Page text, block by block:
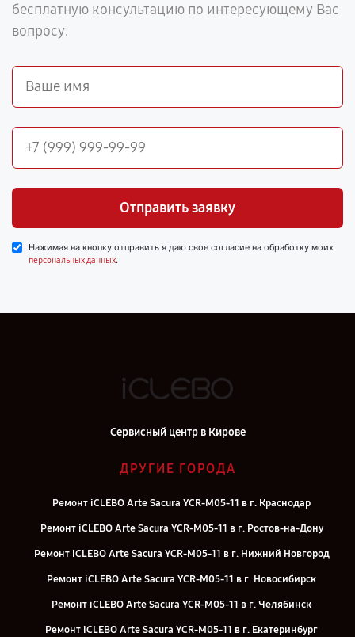
бесплатную консультацию по интересующему Вас
вопросу.
Отправить заявку
Нажимая на кнопку отправить я даю свое согласие на обработку моих
персональных данных.
Сервисный центр в Кирове
ДРУГИЕ ГОРОДА
Ремонт iCLEBO Arte Sacura YCR-M05-11 в г. Краснодар
Ремонт iCLEBO Arte Sacura YCR-M05-11 в г. Ростов-на-Дону
Ремонт iCLEBO Arte Sacura YCR-M05-11 в г. Нижний Новгород
Ремонт iCLEBO Arte Sacura YCR-M05-11 в г. Новосибирск
Ремонт iCLEBO Arte Sacura YCR-M05-11 в г. Челябинск
Ремонт iCLEBO Arte Sacura YCR-M05-11 в г. Екатеринбург